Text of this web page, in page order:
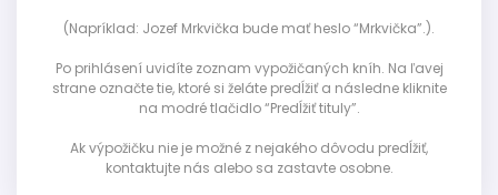
(Napríklad: Jozef Mrkvička bude mať heslo “Mrkvička”.).
Po prihlásení uvidíte zoznam vypožičaných kníh. Na ľavej
strane označte tie, ktoré si želáte predĺžiť a následne kliknite
na modré tlačidlo “Predĺžiť tituly”.
Ak výpožičku nie je možné z nejakého dôvodu predĺžiť,
kontaktujte nás alebo sa zastavte osobne.